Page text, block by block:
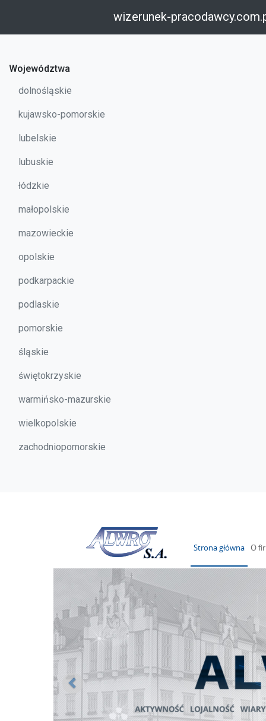
wizerunek-
Województwa
dolnośląskie
kujawsko-pomorskie
lubelskie
lubuskie
łódzkie
małopolskie
mazowieckie
opolskie
podkarpackie
podlaskie
pomorskie
śląskie
świętokrzyskie
warmińsko-mazurskie
wielkopolskie
zachodniopomorskie